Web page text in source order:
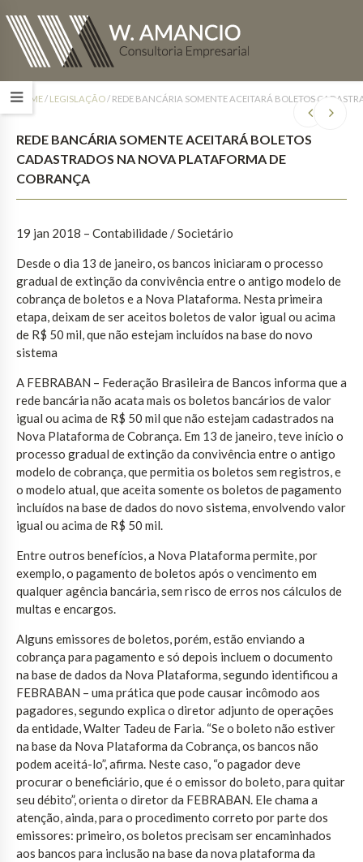
HOME/ LEGISLAÇÃO/ REDE BANCÁRIA SOMENTE ACEITARÁ BOLETOS
REDE BANCÁRIA SOMENTE ACEITARÁ BOLETOS
CADASTRADOS NA NOVA PLATAFORMA DE
COBRANÇA
19 jan 2018 – Contabilidade / Societário
Desde o dia 13 de janeiro, os bancos iniciaram o processo
gradual de extinção da convivência entre o antigo modelo de
cobrança de boletos e a Nova Plataforma. Nesta primeira
etapa, deixam de ser aceitos boletos de valor igual ou acima
de R$ 50 mil, que não estejam incluídos na base do novo
sistema
A FEBRABAN – Federação Brasileira de Bancos informa que a
rede bancária não acata mais os boletos bancários de valor
igual ou acima de R$ 50 mil que não estejam cadastrados na
Nova Plataforma de Cobrança. Em 13 de janeiro, teve início o
processo gradual de extinção da convivência entre o antigo
modelo de cobrança, que permitia os boletos sem registros, e
o modelo atual, que aceita somente os boletos de pagamento
incluídos na base de dados do novo sistema, envolvendo valor
igual ou acima de R$ 50 mil.
Entre outros benefícios, a Nova Plataforma permite, por
exemplo, o pagamento de boletos após o vencimento em
qualquer agência bancária, sem risco de erros nos cálculos de
multas e encargos.
Alguns emissores de boletos, porém, estão enviando a
cobrança para pagamento e só depois incluem o documento
na base de dados da Nova Plataforma, segundo identificou a
FEBRABAN – uma prática que pode causar incômodo aos
pagadores, segundo explica o diretor adjunto de operações
da entidade, Walter Tadeu de Faria. “Se o boleto não estiver
na base da Nova Plataforma da Cobrança, os bancos não
podem aceitá-lo”, afirma. Neste caso, “o pagador deve
procurar o beneficiário, que é o emissor do boleto, para quitar
seu débito”, orienta o diretor da FEBRABAN. Ele chama a
atenção, ainda, para o procedimento correto por parte dos
emissores: primeiro, os boletos precisam ser encaminhados
aos bancos para inclusão na base da nova plataforma da